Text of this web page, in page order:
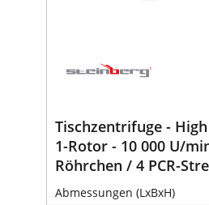
Tischzentrifuge -
1-Rotor - 10 000 U/
Röhrchen / 4 PCR-
6708 xg
Abmessungen (LxBxH)